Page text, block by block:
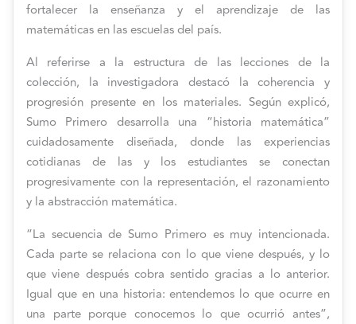
fortalecer la enseñanza y el aprendizaje de las
matemáticas en las escuelas del país.
Al referirse a la estructura de las lecciones de la
colección, la investigadora destacó la coherencia y
progresión presente en los materiales. Según explicó,
Sumo Primero desarrolla una “historia matemática”
cuidadosamente diseñada, donde las experiencias
cotidianas de las y los estudiantes se conectan
progresivamente con la representación, el razonamiento
y la abstracción matemática.
“La secuencia de Sumo Primero es muy intencionada.
Cada parte se relaciona con lo que viene después, y lo
que viene después cobra sentido gracias a lo anterior.
Igual que en una historia: entendemos lo que ocurre en
una parte porque conocemos lo que ocurrió antes”,